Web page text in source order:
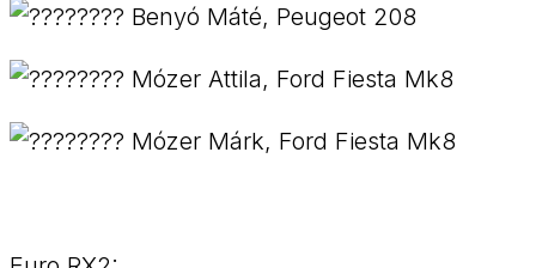
Benyó Máté, Peugeot 208
Mózer Attila, Ford Fiesta Mk8
Mózer Márk, Ford Fiesta Mk8